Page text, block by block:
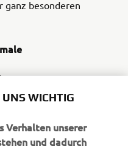
ganz besonderen
und 400 ccm
WICHTIG
Verhalten unserer
und dadurch